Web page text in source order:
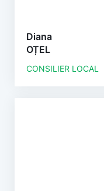
Diana
OȚEL
CONSILIER LOCAL